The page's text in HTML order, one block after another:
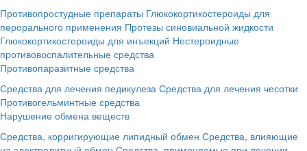
Противопростудные препараты Глюкокортикостероиды для
перорального применения Протезы синовиальной жидкости
Глюкокортикостероиды для инъекций Нестероидные
противовоспалительные средства
Противопаразитные средства
Средства для лечения педикулеза Средства для лечения чесотки
Противогельминтные средства
Нарушение обмена веществ
Средства, корригирующие липидный обмен Средства, влияющие